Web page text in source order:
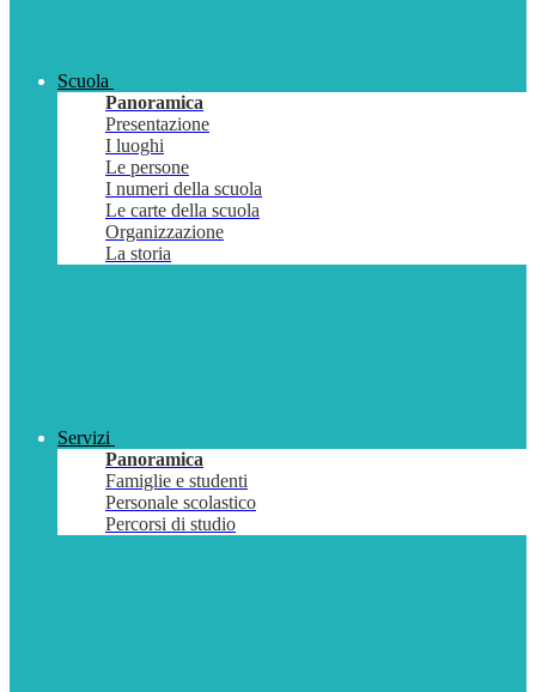
Scuola
Panoramica
Presentazione
I luoghi
Le persone
I numeri della scuola
Le carte della scuola
Organizzazione
La storia
Servizi
Panoramica
Famiglie e studenti
Personale scolastico
Percorsi di studio